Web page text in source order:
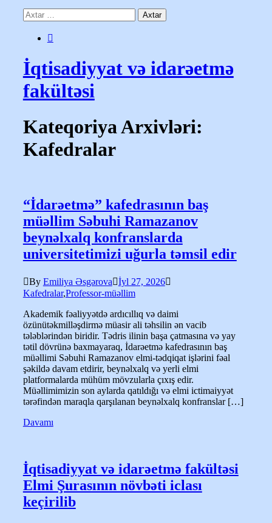
İqtisadiyyat və idarəetmə
fakültəsi
Kateqoriya Arxivləri:
Kafedralar
“İdarəetmə” kafedrasının baş
müəllim Səbuhi Ramazanov
beynəlxalq konfranslarda
universitetimizi uğurla təmsil edir
By Emiliya Əsgərova
İyl 27, 2026
Kafedralar,Professor-müəllim
Akademik fəaliyyətdə ardıcıllıq və daimi
özünütəkmilləşdirmə müasir ali təhsilin ən vacib
tələblərindən biridir. Tədris ilinin başa çatmasına və yay
tətil dövrünə baxmayaraq, İdarəetmə kafedrasının baş
müəllimi Səbuhi Ramazanov elmi-tədqiqat işlərini fəal
şəkildə davam etdirir, beynəlxalq və yerli elmi
platformalarda mühüm mövzularla çıxış edir.
Müəllimimizin son aylarda qatıldığı və elmi ictimaiyyət
tərəfindən maraqla qarşılanan beynəlxalq konfranslar […]
Davamı
İqtisadiyyat və idarəetmə fakültəsi
Elmi Şurasının növbəti iclası
keçirilib